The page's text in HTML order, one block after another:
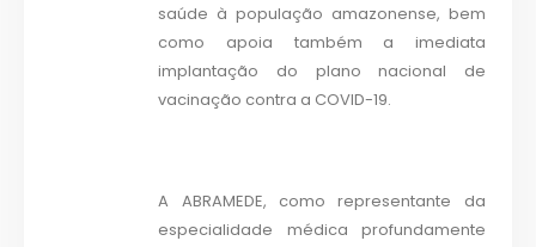
saúde à população amazonense, bem
como apoia também a imediata
implantação do plano nacional de
vacinação contra a COVID-19.
A ABRAMEDE, como representante da
especialidade médica profundamente